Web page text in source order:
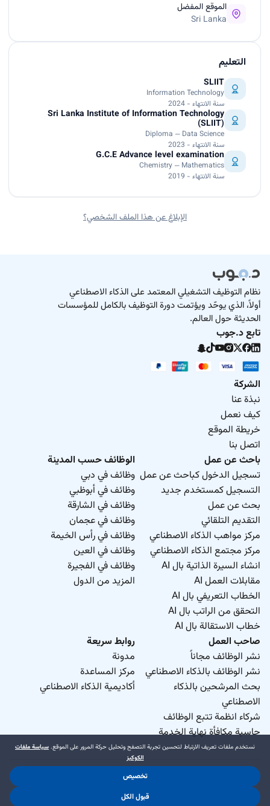
الموقع المفضل
Sri Lanka
التعليم
SLIIT
Information Technology
سنة الانتهاء - 2024
Sri Lanka Institute of Information Technology
(SLIIT)
Diploma — Data Science
سنة الانتهاء - 2023
G.C.E Advance level examination
Chemistry — Mathematics
سنة الانتهاء - 2019
الإبلاغ عن هذا الملف الشخصي؟
نظام التوظيف التشغيلي المعتمد على الذكاء الاصطناعي
أولاً، الذي يوحّد ويؤتمت دورة التوظيف بالكامل للمؤسسات
الحديثة حول العالم.
تابع د.جوب
الشركة
نبذة عنا
كيف نعمل
خريطة الموقع
اتصل بنا
باحث عن عمل
تسجيل الدخول كباحث عن عمل
التسجيل كمستخدم جديد
بحث عن عمل
التقديم التلقائي
مركز مواهب الذكاء الاصطناعي
مركز مجتمع الذكاء الاصطناعي
انشاء السيرة الذاتية بال AI
مقابلات العمل AI
الخطاب التعريفي بال AI
التحقق من الراتب بال AI
خطاب الاستقالة بال AI
الوظائف حسب المدينة
وظائف في دبي
وظائف في أبوظبي
وظائف في الشارقة
وظائف في عجمان
وظائف في رأس الخيمة
وظائف في العين
وظائف في الفجيرة
المزيد من الدول
صاحب العمل
نشر الوظائف مجاناً
نشر الوظائف بالذكاء الاصطناعي
بحث المرشحين بالذكاء
الاصطناعي
شركاء انظمة تتبع الوظائف
حاسبة مكافأة نهاية الخدمة
روابط سريعة
مدونة
مركز المساعدة
أكاديمية الذكاء الاصطناعي
سياسة الخصوصية
نستخدم ملفات تعريف الارتباط لتحسين تجربة التصفح وتحليل حركة المرور على الموقع. سياسة ملفات
الكوكيز
تخصيص
قبول الكل